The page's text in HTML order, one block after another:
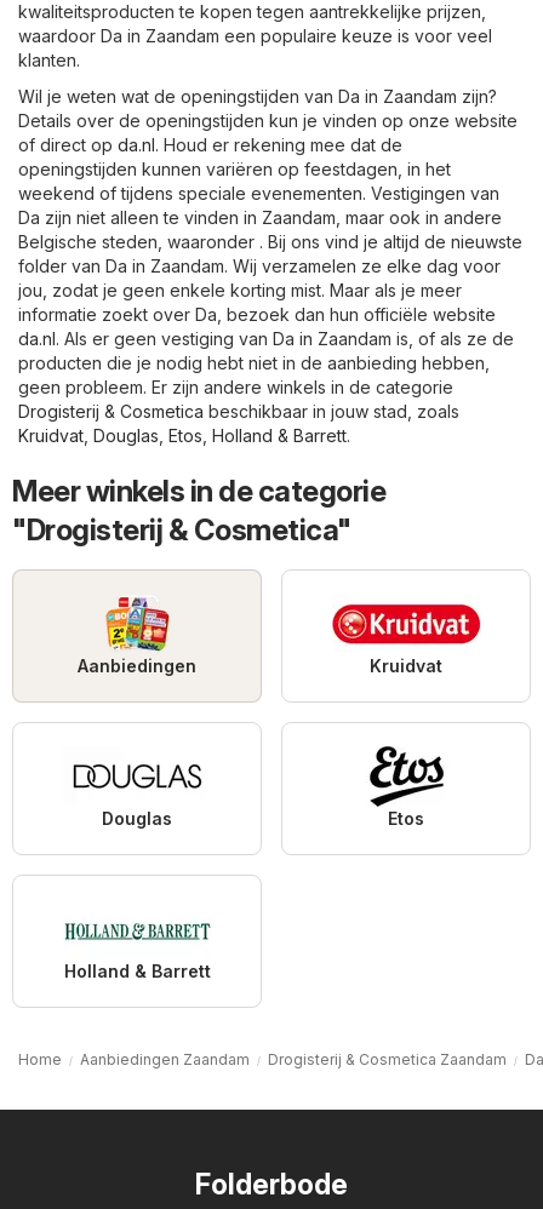
kwaliteitsproducten te kopen tegen aantrekkelijke prijzen,
waardoor Da in Zaandam een populaire keuze is voor veel
klanten.
Wil je weten wat de openingstijden van Da in Zaandam zijn?
Details over de openingstijden kun je vinden op onze website
of direct op da.nl. Houd er rekening mee dat de
openingstijden kunnen variëren op feestdagen, in het
weekend of tijdens speciale evenementen. Vestigingen van
Da zijn niet alleen te vinden in Zaandam, maar ook in andere
Belgische steden, waaronder . Bij ons vind je altijd de nieuwste
folder van Da in Zaandam. Wij verzamelen ze elke dag voor
jou, zodat je geen enkele korting mist. Maar als je meer
informatie zoekt over Da, bezoek dan hun officiële website
da.nl. Als er geen vestiging van Da in Zaandam is, of als ze de
producten die je nodig hebt niet in de aanbieding hebben,
geen probleem. Er zijn andere winkels in de categorie
Drogisterij & Cosmetica beschikbaar in jouw stad, zoals
Kruidvat Douglas Etos Holland & Barrett.
Meer winkels in de categorie
"Drogisterij & Cosmetica"
Aanbiedingen Kruidvat
Douglas Etos
Holland & Barrett
Home Aanbiedingen Zaandam Drogisterij & Cosmetica Zaandam
Folderbode